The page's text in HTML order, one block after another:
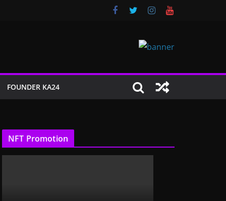
FOUNDER KA24
NFT Promotion